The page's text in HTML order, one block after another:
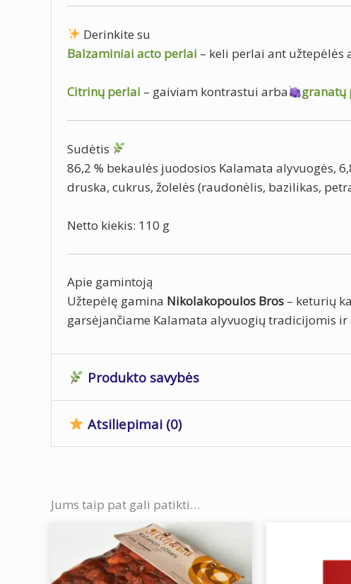
Derinkite su
Balzaminiai acto perlai – keli perlai ant užtepėlės
Citrinų perlai – gaiviam kontrastui arba granatų
Sudėtis
86,2 % bekaulės juodosios Kalamata alyvuogės,
druska, cukrus, žolelės (raudonėlis, bazilikas,
Netto kiekis: 110 g
Apie gamintoją
Užtepėlę gamina Nikolakopoulos Bros – keturių
garsėjančiame Kalamata alyvuogių tradicijomis
Produkto savybės
Svoris
Laikymo
sąlygos
Laikyti vėsioje vietoje,
Maistinė vertė 100g:
Energinė vertė: 944.44 kJ /
Atsiliepimai (0)
Būkite pirmas aprašęs
El. pašto adresas nebus skelbiamas.
Jūsų įvertinimas*
Jums taip pat gali patikti…